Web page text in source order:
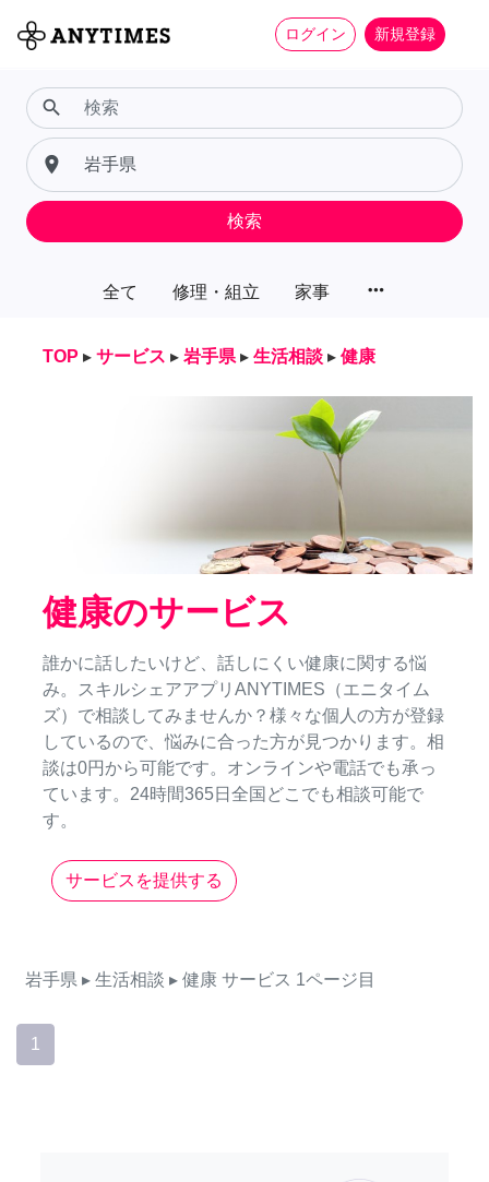
ログイン 新規登録
全て 修理・組立 家事 more_horiz
search
place
検索
TOP ▸ サービス ▸ 岩手県 ▸ 生活相談 ▸ 健康
健康のサービス
誰かに話したいけど、話しにくい健康に関する悩
み。スキルシェアアプリANYTIMES（エニタイム
ズ）で相談してみませんか？様々な個人の方が登録
しているので、悩みに合った方が見つかります。相
談は0円から可能です。オンラインや電話でも承っ
ています。24時間365日全国どこでも相談可能で
す。
サービスを提供する
岩手県 ▸ 生活相談 ▸ 健康 サービス 1ページ目
1